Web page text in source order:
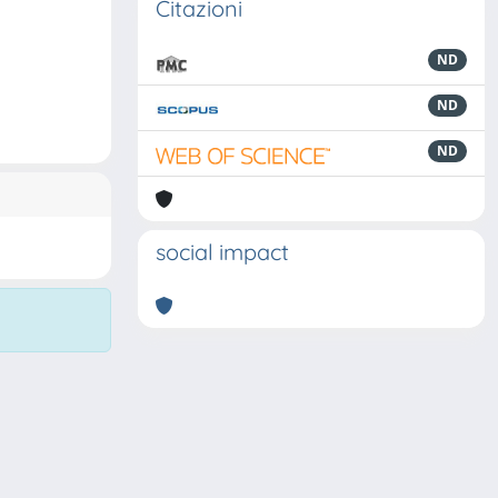
Citazioni
ND
ND
ND
social impact